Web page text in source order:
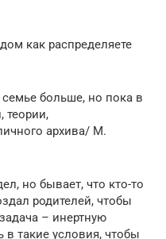
как распределяете
больше, но пока в
теории,
архива/ М.
но бывает, что кто-то
родителей, чтобы
– инертную
в такие условия, чтобы